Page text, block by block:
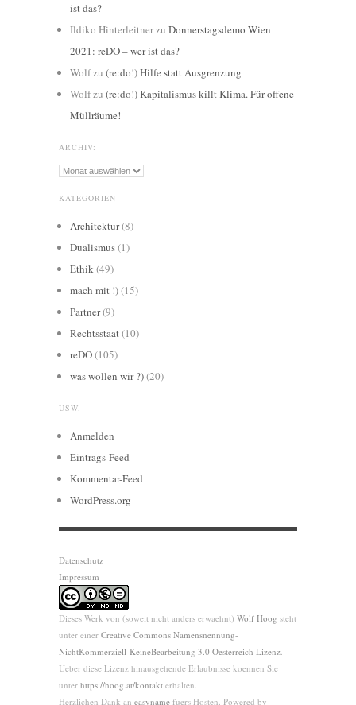
ist das?
Ildiko Hinterleitnerzu Donnerstagsdemo Wien
2021: reDO – wer ist das?
Wolfzu (re:do!) Hilfe statt Ausgrenzung
Wolfzu (re:do!) Kapitalismus killt Klima. Für offene
Müllräume!
ARCHIV:
Archiv:
KATEGORIEN
Architektur(8)
Dualismus(1)
Ethik(49)
mach mit !)(15)
Partner(9)
Rechtsstaat(10)
reDO(105)
was wollen wir ?)(20)
USW.
Anmelden
Eintrags-Feed
Kommentar-Feed
WordPress.org
Datenschutz
Impressum
Dieses Werk von (soweit nicht anders erwaehnt) Wolf Hoog steht
unter einer Creative Commons Namensnennung-
NichtKommerziell-KeineBearbeitung 3.0 Oesterreich Lizenz.
Ueber diese Lizenz hinausgehende Erlaubnisse koennen Sie
unter https://hoog.at/kontakt erhalten.
Herzlichen Dank an easyname fuers Hosten. Powered by